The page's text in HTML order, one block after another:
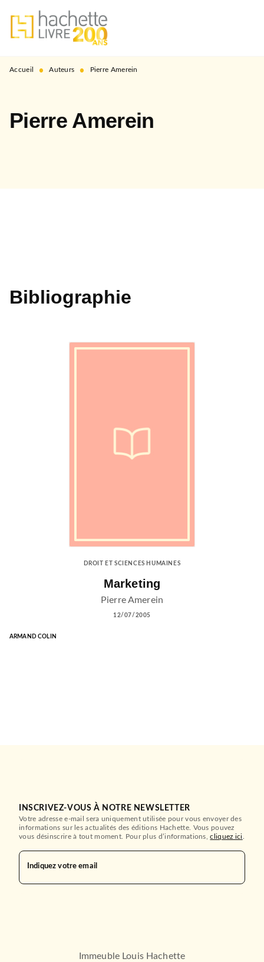
MENU RECHERCHE
PIED DE PAGE
Accueil • Auteurs • Pierre Amerein
Pierre Amerein
Bibliographie
DROIT ET SCIENCES HUMAINES
Marketing
Pierre Amerein
12/07/2005
ARMAND COLIN
INSCRIVEZ-VOUS À NOTRE NEWSLETTER
Votre adresse e-mail sera uniquement utilisée pour vous envoyer des
informations sur les actualités des éditions Hachette. Vous pouvez
vous désinscrire à tout moment. Pour plus d’informations,cliquez ici
Indiquez votre email
Immeuble Louis Hachette